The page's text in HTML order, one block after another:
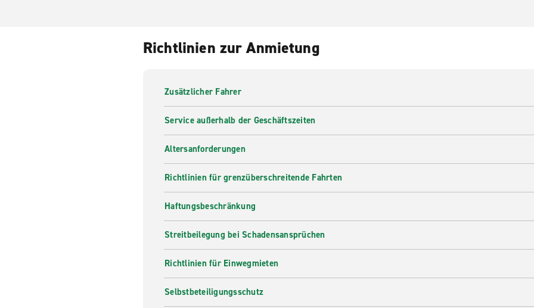
Richtlinien zur Anmietung
Zusätzlicher Fahrer
Service außerhalb der Geschäftszeiten
Altersanforderungen
Richtlinien für grenzüberschreitende Fahrten
Haftungsbeschränkung
Streitbeilegung bei Schadensansprüchen
Richtlinien für Einwegmieten
Selbstbeteiligungsschutz